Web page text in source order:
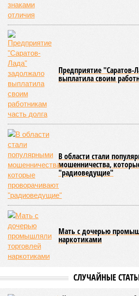
Предприятие "Саратов-
выплатила своим
В области стали
мошенничества,
"радиоведущие"
Мать с дочерью
наркотиками
СЛУЧАЙНЫЕ